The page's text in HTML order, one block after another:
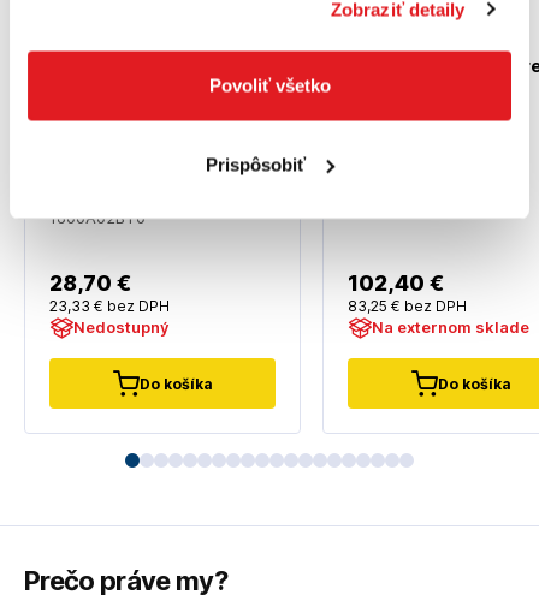
Zobraziť detaily
Povoliť všetko
Prispôsobiť
BOSCH 14-dielna súprava
¼” nástrčných kľúčov -
1600A02BY0
28,70 €
23,33 € bez DPH
Nedostupný
Do košíka
GEDORE Račňa 3/4"
510mm 50 zub
102,40 €
83,25 € bez DPH
Na externom sklade
Do košíka
Prečo práve my?